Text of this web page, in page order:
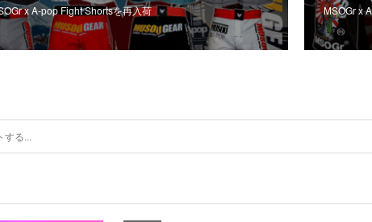
x A-pop Fight Shortsを再入荷 MSOGr x